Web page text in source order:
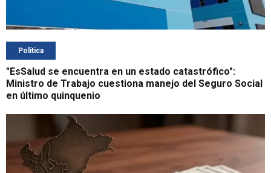
Política
"EsSalud se encuentra en un estado catastrófico":
Ministro de Trabajo cuestiona manejo del Seguro Social
en último quinquenio